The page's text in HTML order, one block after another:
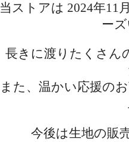
当ストアは 2024年11
ー
長きに渡りたくさん
また、温かい応援の
今後は生地の販